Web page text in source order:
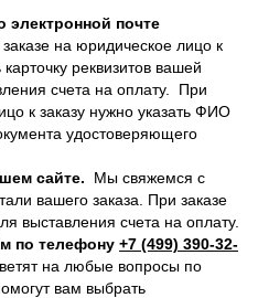
электронной почте
заказе на юридическое лицо к
реквизитов вашей
счета на оплату. При
к заказу нужно указать ФИО
удостоверяющего
сайте. Мы свяжемся с
вашего заказа. При заказе
выставления счета на оплату.
по телефону +7 (499) 390-32-
на любые вопросы по
вам выбрать